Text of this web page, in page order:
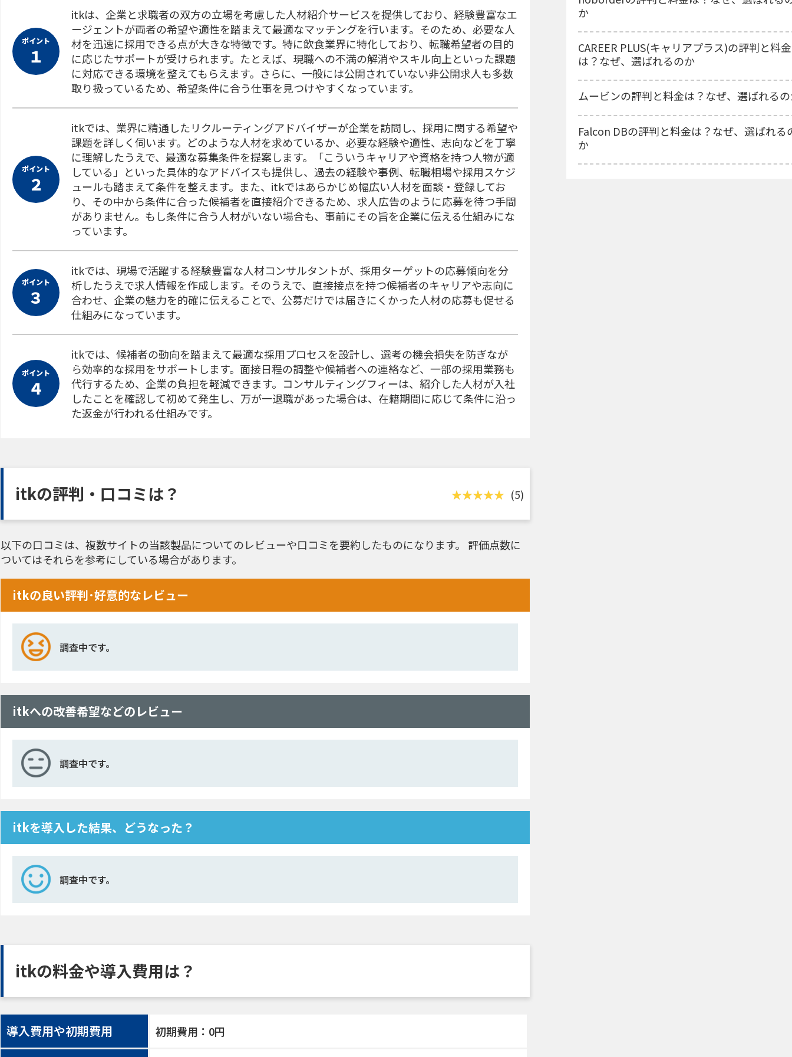
ポイント
１
itkは、企業と求職者の双方の立場を考慮した人材紹介サービスを提供しており、経験豊富なエ
ージェントが両者の希望や適性を踏まえて最適なマッチングを行います。そのため、必要な人
材を迅速に採用できる点が大きな特徴です。特に飲食業界に特化しており、転職希望者の目的
に応じたサポートが受けられます。たとえば、現職への不満の解消やスキル向上といった課題
に対応できる環境を整えてもらえます。さらに、一般には公開されていない非公開求人も多数
取り扱っているため、希望条件に合う仕事を見つけやすくなっています。
ポイント
２
itkでは、業界に精通したリクルーティングアドバイザーが企業を訪問し、採用に関する希望や
課題を詳しく伺います。どのような人材を求めているか、必要な経験や適性、志向などを丁寧
に理解したうえで、最適な募集条件を提案します。「こういうキャリアや資格を持つ人物が適
している」といった具体的なアドバイスも提供し、過去の経験や事例、転職相場や採用スケジ
ュールも踏まえて条件を整えます。また、itkではあらかじめ幅広い人材を面談・登録してお
り、その中から条件に合った候補者を直接紹介できるため、求人広告のように応募を待つ手間
がありません。もし条件に合う人材がいない場合も、事前にその旨を企業に伝える仕組みにな
っています。
ポイント
３
itkでは、現場で活躍する経験豊富な人材コンサルタントが、採用ターゲットの応募傾向を分
析したうえで求人情報を作成します。そのうえで、直接接点を持つ候補者のキャリアや志向に
合わせ、企業の魅力を的確に伝えることで、公募だけでは届きにくかった人材の応募も促せる
仕組みになっています。
ポイント
４
itkでは、候補者の動向を踏まえて最適な採用プロセスを設計し、選考の機会損失を防ぎなが
ら効率的な採用をサポートします。面接日程の調整や候補者への連絡など、一部の採用業務も
代行するため、企業の負担を軽減できます。コンサルティングフィーは、紹介した人材が入社
したことを確認して初めて発生し、万が一退職があった場合は、在籍期間に応じて条件に沿っ
た返金が行われる仕組みです。
itkの評判・口コミは？ (5)
以下の口コミは、複数サイトの当該製品についてのレビューや口コミを要約したものになります。 評価点数に
ついてはそれらを参考にしている場合があります。
itkの良い評判･好意的なレビュー
調査中です。
itkへの改善希望などのレビュー
調査中です。
itkを導入した結果、どうなった？
調査中です。
itkの料金や導入費用は？
導入費用や初期費用 初期費用：0円
か
CAREER PLUS(キャリアプラス)の評判と料金
は？なぜ、選ばれるのか
ムービンの評判と料金は？なぜ、選ばれる
Falcon DBの評判と料金は？なぜ、選ばれる
か